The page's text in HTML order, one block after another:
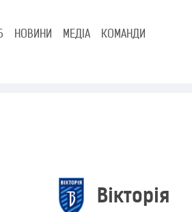
НОВИНИ МЕДІА КОМАНДИ
Вікторія